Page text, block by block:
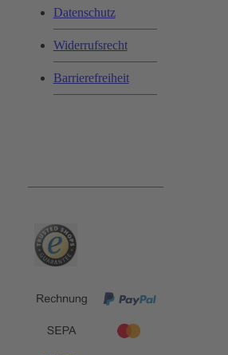
Datenschutz
Widerrufsrecht
Barrierefreiheit